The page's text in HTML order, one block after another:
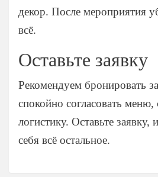
декор. После мероприятия
всё.
Оставьте заявку
Рекомендуем бронировать
спокойно согласовать
логистику. Оставьте
себя всё остальное.